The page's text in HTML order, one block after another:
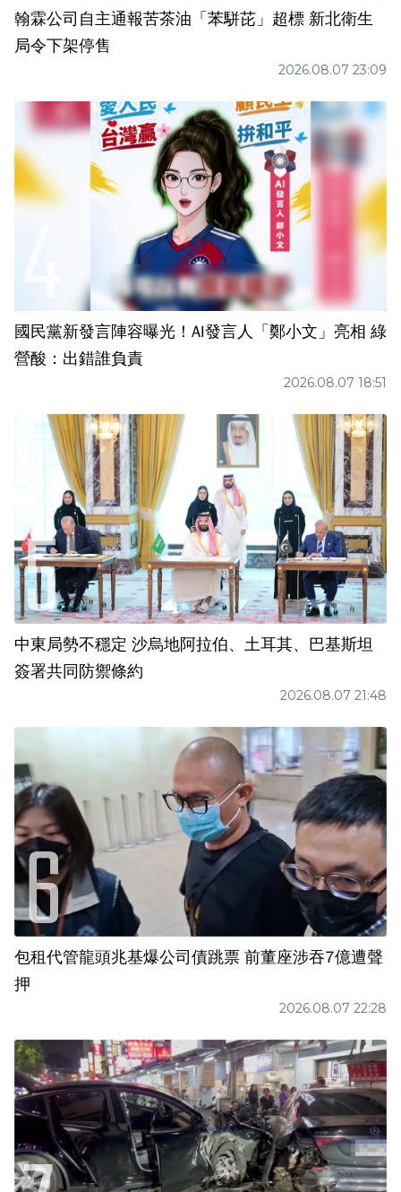
翰霖公司自主通報苦茶油「苯駢芘」超標 新北衛生
局令下架停售
2026.08.07 23:09
國民黨新發言陣容曝光！AI發言人「鄭小文」亮相 綠
營酸：出錯誰負責
2026.08.07 18:51
中東局勢不穩定 沙烏地阿拉伯、土耳其、巴基斯坦
簽署共同防禦條約
2026.08.07 21:48
包租代管龍頭兆基爆公司債跳票 前董座涉吞7億遭聲
押
2026.08.07 22:28